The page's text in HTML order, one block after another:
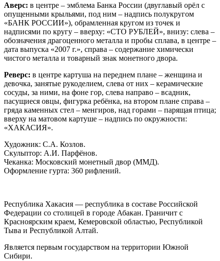
Аверс: в центре – эмблема Банка России (двуглавый орёл с
опущенными крыльями, под ним – надпись полукругом
«БАНК РОССИИ»), обрамленная кругом из точек и
надписями по кругу – вверху: «СТО РУБЛЕЙ», внизу: слева –
обозначения драгоценного металла и пробы сплава, в центре –
дата выпуска «2007 г.», справа – содержание химически
чистого металла и товарный знак монетного двора.
Реверс: в центре картуша на переднем плане – женщина и
девочка, занятые рукоделием, слева от них – керамические
сосуды, за ними, на фоне гор, слева направо – всадник,
пасущиеся овцы, фигурка ребёнка, на втором плане справа –
гряда каменных стел – менгиров, над горами – парящая птица;
вверху на матовом картуше – надпись по окружности:
«ХАКАСИЯ».
Художник: С.А. Козлов.
Скульптор: А.И. Парфёнов.
Чеканка: Московский монетный двор (ММД).
Оформление гурта: 360 рифлений.
Республика Хакасия — республика в составе Российской
Федерации со столицей в городе Абакан. Граничит с
Красноярским краем, Кемеровской областью, Республикой
Тыва и Республикой Алтай.
Является первым государством на территории Южной
Сибири.